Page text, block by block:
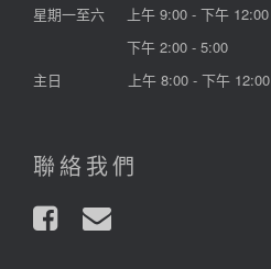
星期一至六
上午 9:00 - 下午 12:00
下午 2:00 - 5:00
主日
上午 8:00 - 下午 12:00
聯絡我們